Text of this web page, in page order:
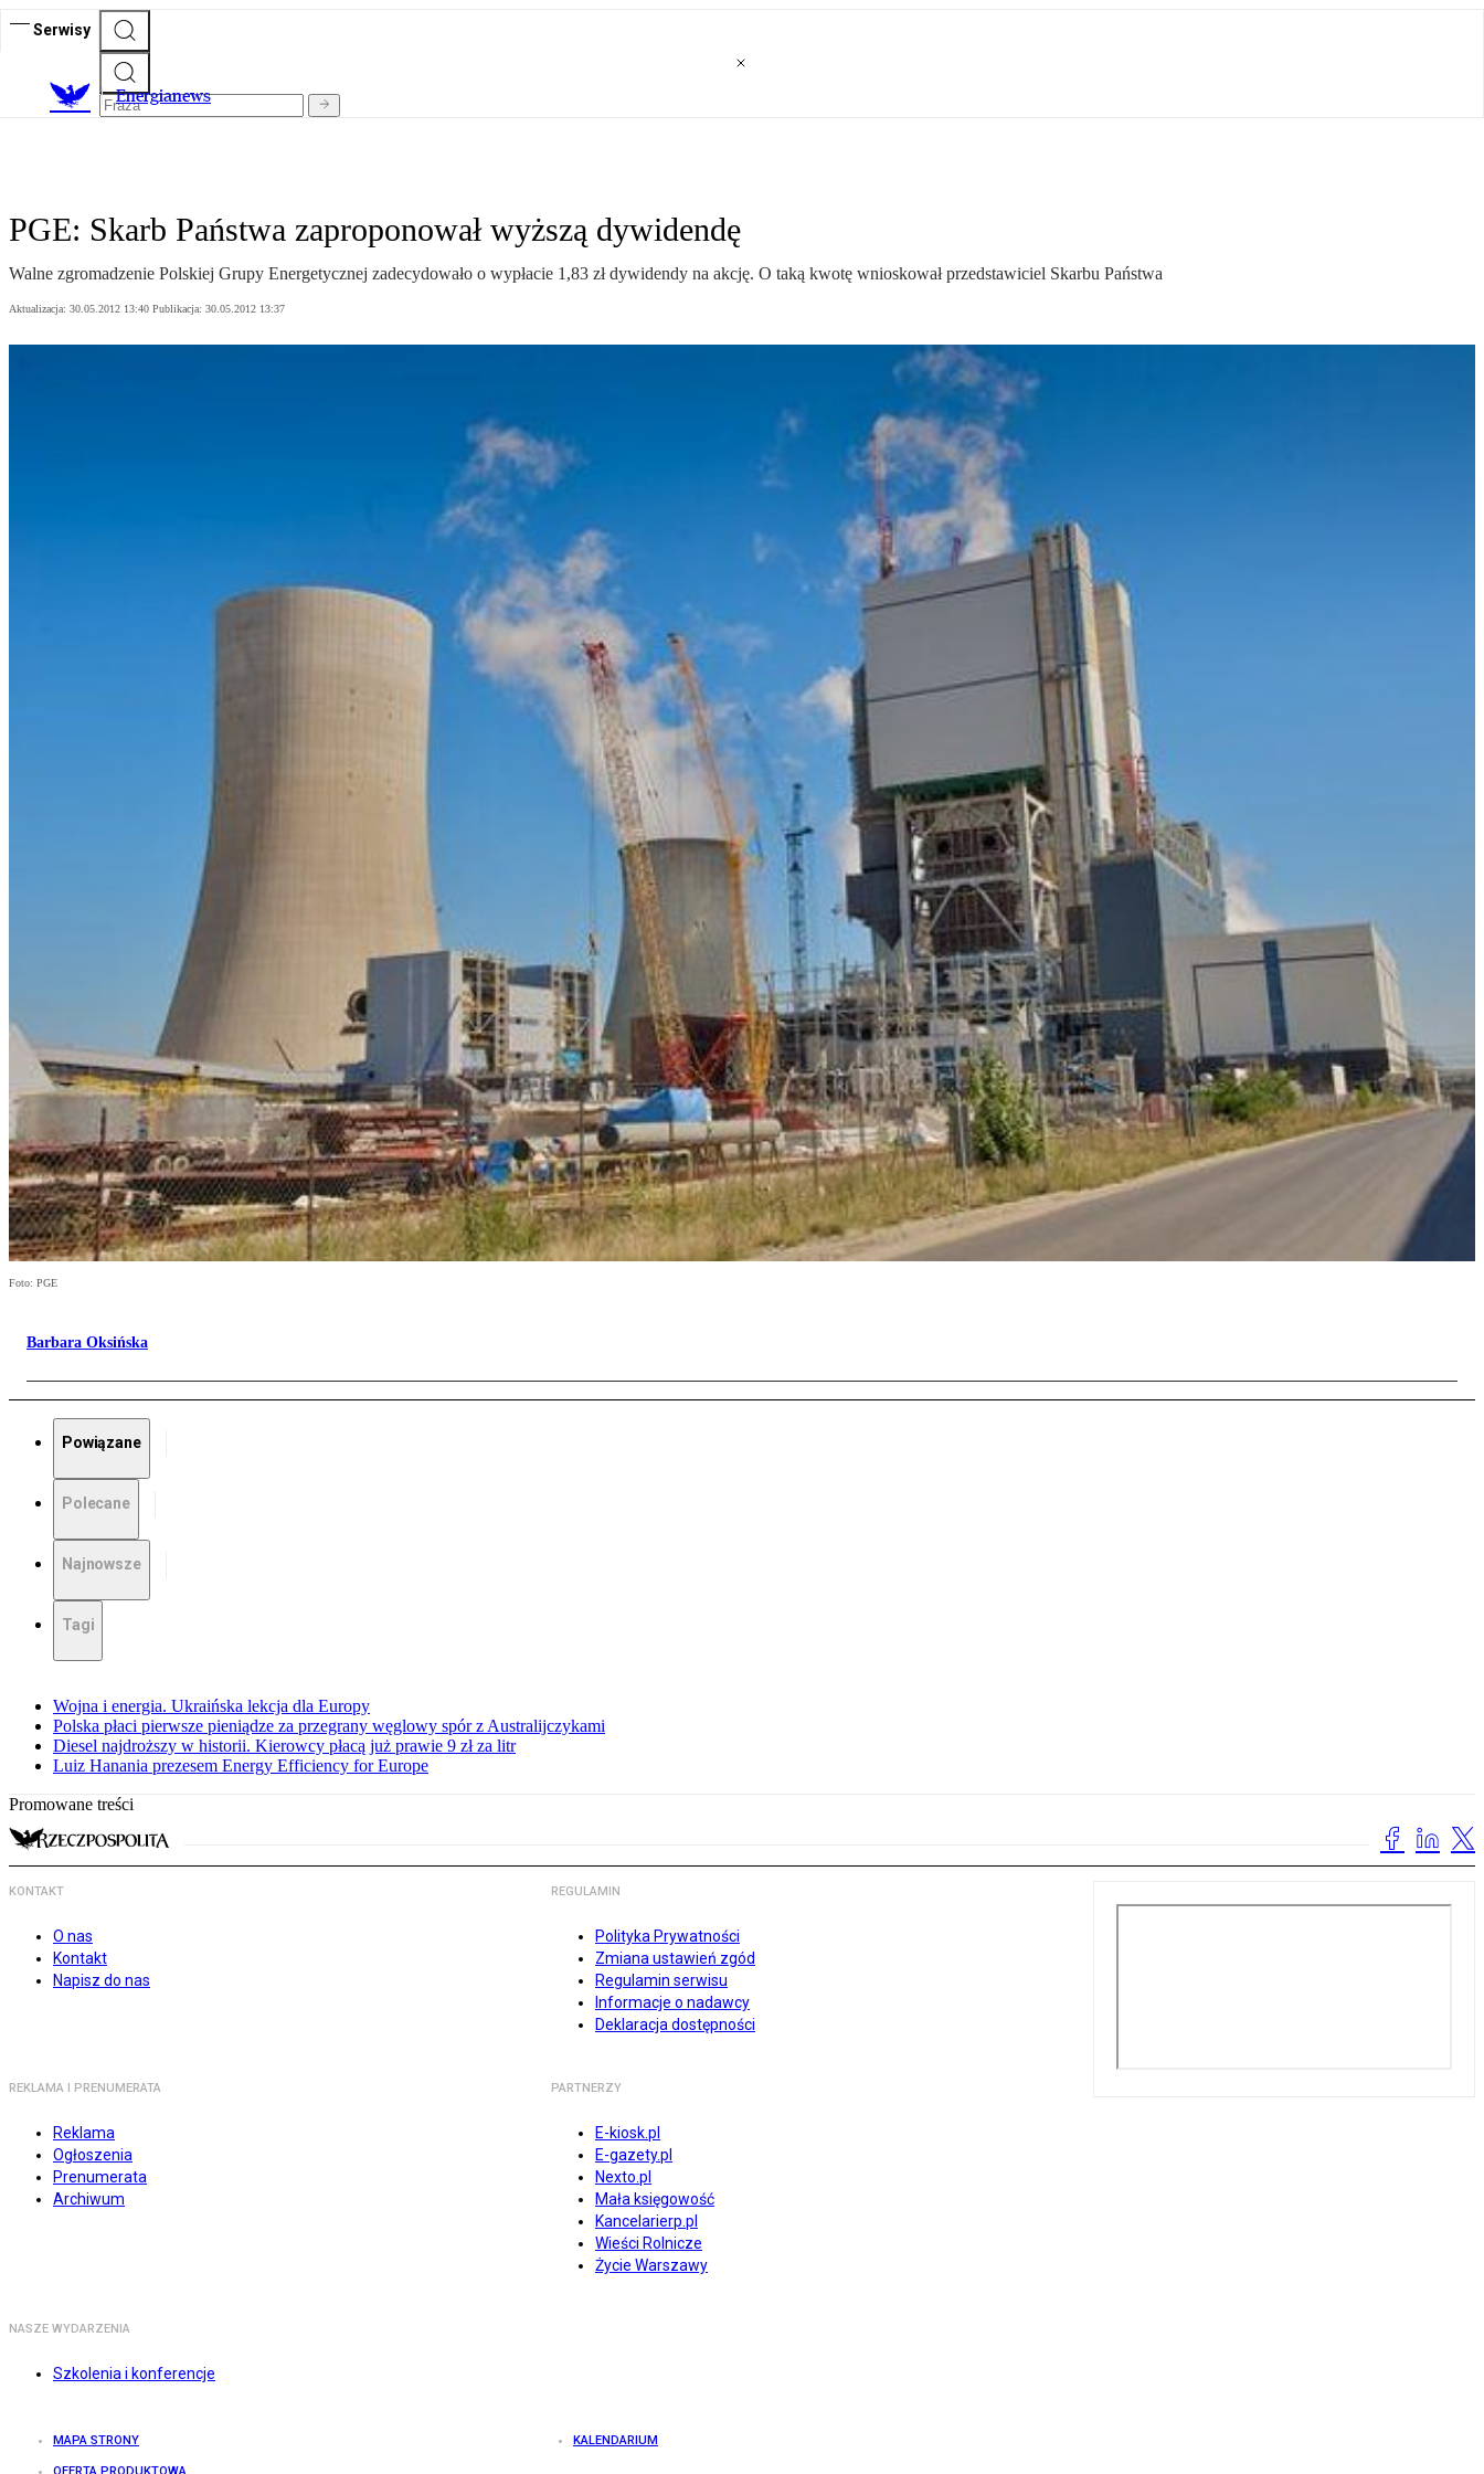
Serwisy
Energianews
PGE: Skarb Państwa zaproponował wyższą dywidendę
Walne zgromadzenie Polskiej Grupy Energetycznej zadecydowało o wypłacie 1,83 zł dywidendy na akcję. O taką kwotę wnioskował przedstawiciel Skarbu Państwa
Aktualizacja: 30.05.2012 13:40 Publikacja: 30.05.2012 13:37
Foto: PGE
Barbara Oksińska
Powiązane
Polecane
Najnowsze
Tagi
Wojna i energia. Ukraińska lekcja dla Europy
Polska płaci pierwsze pieniądze za przegrany węglowy spór z Australijczykami
Diesel najdroższy w historii. Kierowcy płacą już prawie 9 zł za litr
Luiz Hanania prezesem Energy Efficiency for Europe
Promowane treści
KONTAKT
O nas
Kontakt
Napisz do nas
REGULAMIN
Polityka Prywatności
Zmiana ustawień zgód
Regulamin serwisu
Informacje o nadawcy
Deklaracja dostępności
REKLAMA I PRENUMERATA
Reklama
Ogłoszenia
Prenumerata
Archiwum
PARTNERZY
E-kiosk.pl
E-gazety.pl
Nexto.pl
Mała księgowość
Kancelarierp.pl
Wieści Rolnicze
Życie Warszawy
NASZE WYDARZENIA
Szkolenia i konferencje
MAPA STRONY KALENDARIUM